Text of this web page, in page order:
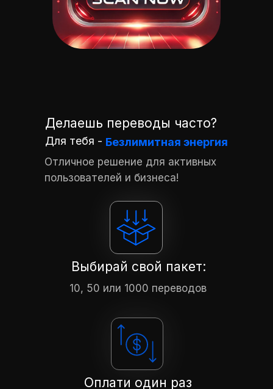
Оплати один раз
Безлимитная энергия
Для тебя -
Делаешь переводы часто?
10, 50 или 1000 переводов
Выбирай свой пакет:
Отличное решение для активных
пользователей и бизнеса!